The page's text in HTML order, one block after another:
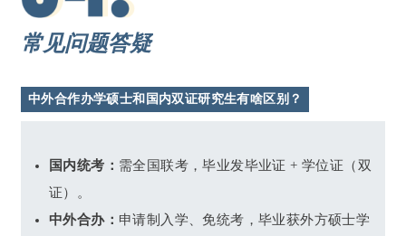
常见问题答疑
中外合作办学硕士和国内双证研究生有啥区别？
国内统考： 需全国联考，毕业发毕业证 + 学位证（双
证）。
中外合办： 申请制入学、免统考，毕业获外方硕士学